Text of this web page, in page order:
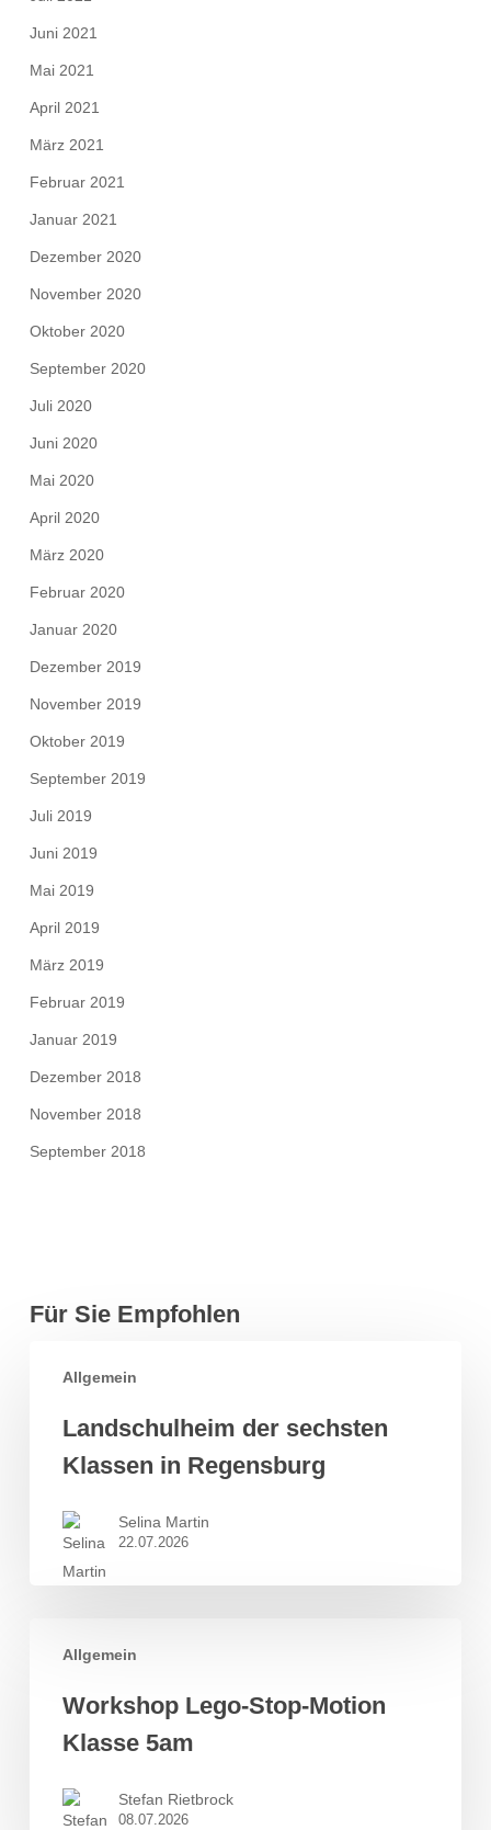
Juni 2021
Mai 2021
April 2021
März 2021
Februar 2021
Januar 2021
Dezember 2020
November 2020
Oktober 2020
September 2020
Juli 2020
Juni 2020
Mai 2020
April 2020
März 2020
Februar 2020
Januar 2020
Dezember 2019
November 2019
Oktober 2019
September 2019
Juli 2019
Juni 2019
Mai 2019
April 2019
März 2019
Februar 2019
Januar 2019
Dezember 2018
November 2018
September 2018
Für Sie Empfohlen
Allgemein
KlassenLandschulheim der sechsten
Klassen in Regensburg
Selina Martin
22.07.2026
Allgemein
Lego-
Motion
Klasse
Workshop Lego-Stop-Motion
Klasse 5am
Stefan Rietbrock
08.07.2026